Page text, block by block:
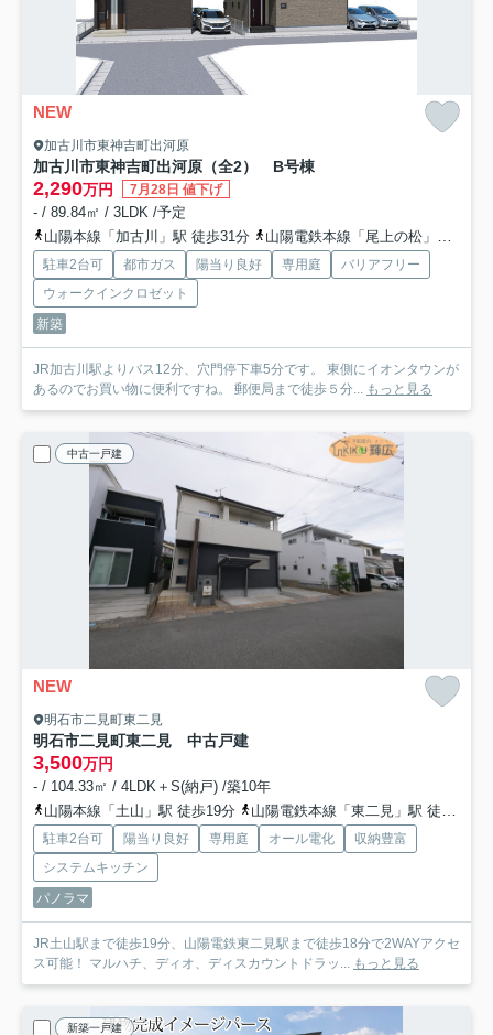
NEW
加古川市東神吉町出河原
加古川市東神吉町出河原（全2） B号棟
2,290万円 7月28日 値下げ
- / 89.84㎡ / 3LDK /予定
山陽本線「加古川」駅 徒歩31分
山陽電鉄本線「尾上の松」駅 徒歩58分
駐車2台可 都市ガス 陽当り良好 専用庭
バリアフリー
ウォークインクロゼット
新築
JR加古川駅よりバス12分、穴門停下車5分です。 東側にイオンタウンが
あるのでお買い物に便利ですね。 郵便局まで徒歩５分...
もっと見る
中古一戸建
NEW
明石市二見町東二見
明石市二見町東二見 中古戸建
3,500万円
- / 104.33㎡ / 4LDK＋S(納戸) /築10年
山陽本線「土山」駅 徒歩19分
山陽電鉄本線「東二見」駅 徒歩18分
駐車2台可 陽当り良好 専用庭 オール電化
収納豊富
システムキッチン
パノラマ
JR土山駅まで徒歩19分、山陽電鉄東二見駅まで徒歩18分で2WAYアクセ
ス可能！ マルハチ、ディオ、ディスカウントドラッ...
もっと見る
新築一戸建